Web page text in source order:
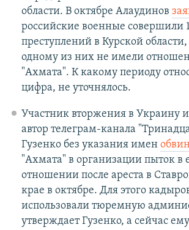
области. В октябре Алаудинов
российские военные совершили
преступлений в Курской
одному из них не имели
"Ахмата". К какому периоду
цифра, не уточнялось.
Участник вторжения в Украину
автор телеграм-канала
Гузенко без указания имен
"Ахмата" в организации пыток в
отношении после ареста в
крае в октябре. Для этого
использовали тюремную
утверждает Гузенко, а сейчас